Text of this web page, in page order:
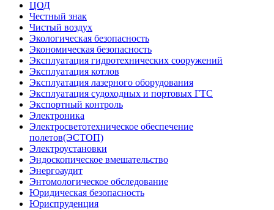
ЦОД
Честный знак
Чистый воздух
Экологическая безопасность
Экономическая безопасность
Эксплуатация гидротехнических сооружений
Эксплуатация котлов
Эксплуатация лазерного оборудования
Эксплуатация судоходных и портовых ГТС
Экспортный контроль
Электроника
Электросветотехническое обеспечение
полетов(ЭСТОП)
Электроустановки
Эндоскопическое вмешательство
Энергоаудит
Энтомологическое обследование
Юридическая безопасность
Юриспруденция